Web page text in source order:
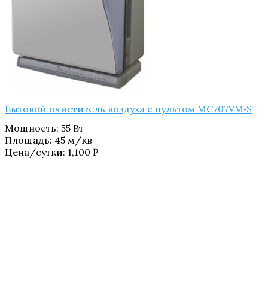
Бытовой очиститель воздуха с пультом MC707VM‑S
Мощность: 55 Вт
Площадь: 45 м/кв
Цена/сутки: 1,100 ₽